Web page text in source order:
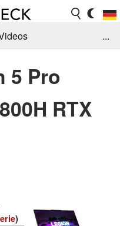
Jobs
...
5 Pro
RTX
)